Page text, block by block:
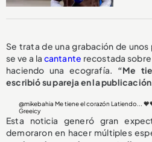
Se trata de una grabación de
se ve a la cantante recostada
haciendo una ecografía. “Me
escribió su pareja en la
@mikebahia Me tiene el corazón Latiendo...
Greeicy
Esta noticia generó gran
demoraron en hacer múltiples